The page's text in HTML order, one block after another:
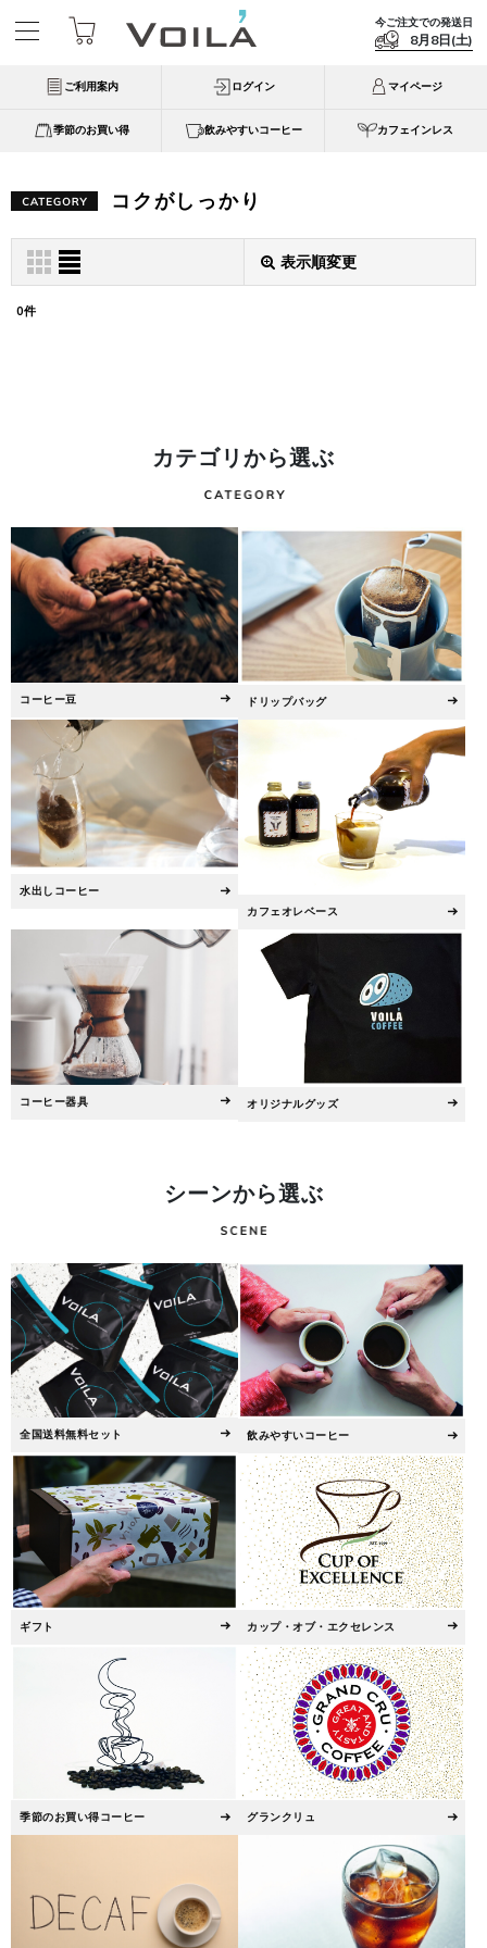
今ご注文での発送日
8月8日(土)
ご利用案内 ログイン マイページ
季節のお買い得 飲みやすいコーヒー カフェインレス
コクがしっかり
表示順変更
表示数
絞り込む
0件
カテゴリから選ぶ
コーヒー豆 ドリップバッグ
水出しコーヒー
カフェオレベース
コーヒー器具 オリジナルグッズ
シーンから選ぶ
全国送料無料セット 飲みやすいコーヒー
ギフト カップ・オブ・エクセレンス
季節のお買い得コーヒー グランクリュ